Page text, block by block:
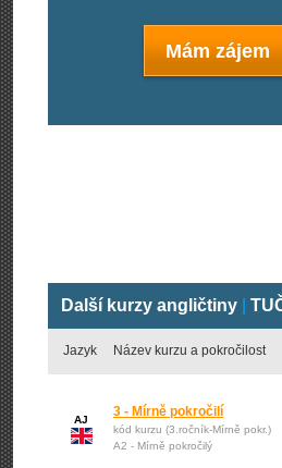
Mám zájem
Další kurzy angličtiny
Jazyk Název kurzu a pokročilost
AJ
3 - Mírně pokročilí
kód kurzu (3.ročník-Mírně pokr.)
A2 - Mírně pokročilý